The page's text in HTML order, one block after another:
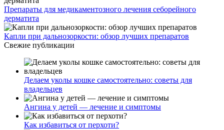
Препараты для медикаментозного лечения себорейного
дерматита
Капли при дальнозоркости: обзор лучших препаратов
Свежие публикации
Делаем уколы кошке самостоятельно: советы для
владельцев
Ангина у детей — лечение и симптомы
Как избавиться от перхоти?